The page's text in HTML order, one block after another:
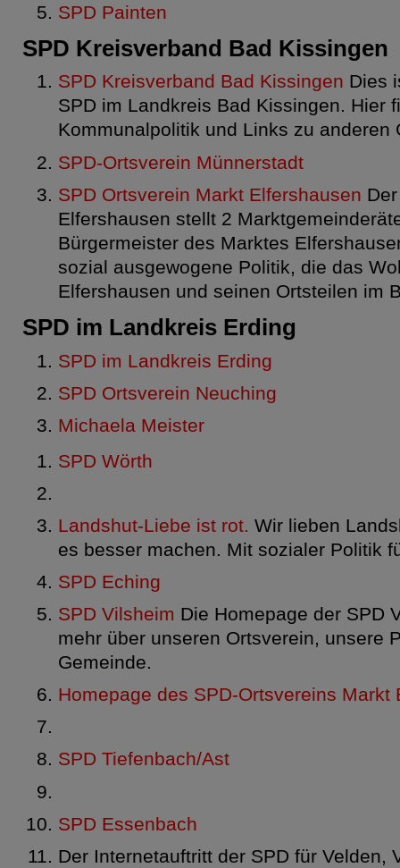
SPD Painten
SPD Kreisverband Bad Kissingen
SPD Kreisverband Bad Kissingen Dies
SPD im Landkreis Bad Kissingen. Hier
Kommunalpolitik und Links zu anderen
SPD-Ortsverein Münnerstadt
SPD Ortsverein Markt Elfershausen
Elfershausen stellt 2
Bürgermeister des Marktes
sozial ausgewogene Politik, die das
Elfershausen und seinen Ortsteilen im
SPD im Landkreis Erding
SPD im Landkreis Erding
SPD Ortsverein Neuching
Michaela Meister
SPD Wörth
Landshut-Liebe ist rot. Wir lieben
es besser machen. Mit sozialer Politik
SPD Eching
SPD Vilsheim Die Homepage der SPD
mehr über unseren Ortsverein, unsere
Gemeinde.
Homepage des SPD-Ortsvereins Markt
SPD Tiefenbach/Ast
SPD Essenbach
Der Internetauftritt der SPD für Velden,